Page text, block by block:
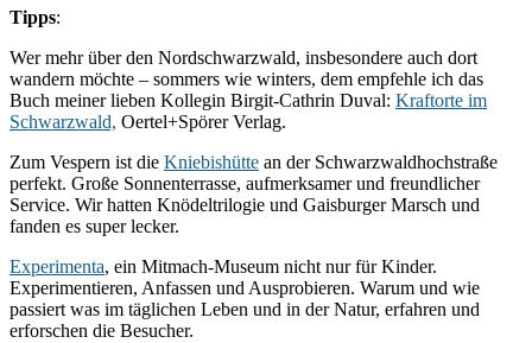
Tipps:
Wer mehr über den Nordschwarzwald, insbesondere auch dort
wandern möchte – sommers wie winters, dem empfehle ich das
Buch meiner lieben Kollegin Birgit-Cathrin Duval: Kraftorte im
Schwarzwald, Oertel+Spörer Verlag.
Zum Vespern ist die Kniebishütte an der Schwarzwaldhochstraße
perfekt. Große Sonnenterrasse, aufmerksamer und freundlicher
Service. Wir hatten Knödeltrilogie und Gaisburger Marsch und
fanden es super lecker.
Experimenta, ein Mitmach-Museum nicht nur für Kinder.
Experimentieren, Anfassen und Ausprobieren. Warum und wie
passiert was im täglichen Leben und in der Natur, erfahren und
erforschen die Besucher.